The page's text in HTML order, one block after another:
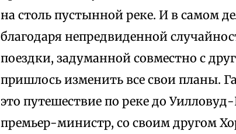
на столь пустынной реке. И в самом
благодаря непредвиденной
поездки, задуманной совместно с
пришлось изменить все свои планы.
это путешествие по реке до
премьер-министр, со своим другом